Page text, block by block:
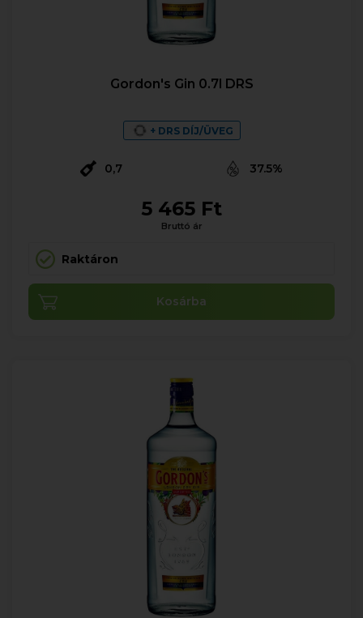
Gordon's Gin 0.7l DRS
+ DRS DÍJ/ÜVEG
0,7 37.5%
5 465 Ft
Bruttó ár
Raktáron
Kosárba